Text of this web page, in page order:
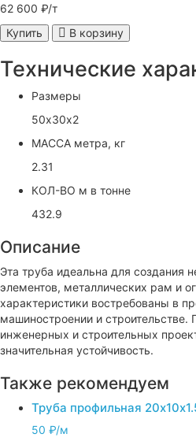
62 600 ₽/т
Купить
В корзину
Технические
Размеры
50х30х2
МАССА метра, кг
2.31
КОЛ-ВО м в тонне
432.9
Описание
Эта труба идеальна для создания
элементов, металлических рам и
характеристики востребованы в
машиностроении и строительстве.
инженерных и строительных
значительная устойчивость.
Также рекомендуем
Труба профильная
50 ₽/м